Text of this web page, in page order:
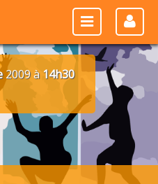
2009 à 14h30